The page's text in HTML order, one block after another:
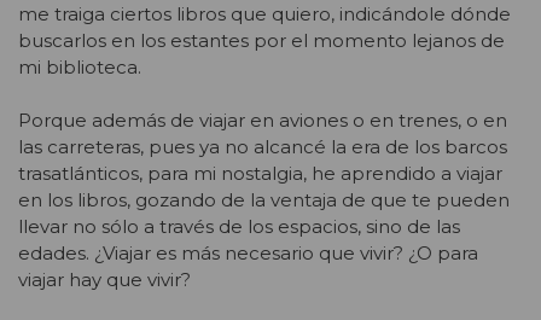
me traiga ciertos libros que quiero, indicándole dónde
buscarlos en los estantes por el momento lejanos de
mi biblioteca.
Porque además de viajar en aviones o en trenes, o en
las carreteras, pues ya no alcancé la era de los barcos
trasatlánticos, para mi nostalgia, he aprendido a viajar
en los libros, gozando de la ventaja de que te pueden
llevar no sólo a través de los espacios, sino de las
edades. ¿Viajar es más necesario que vivir? ¿O para
viajar hay que vivir?